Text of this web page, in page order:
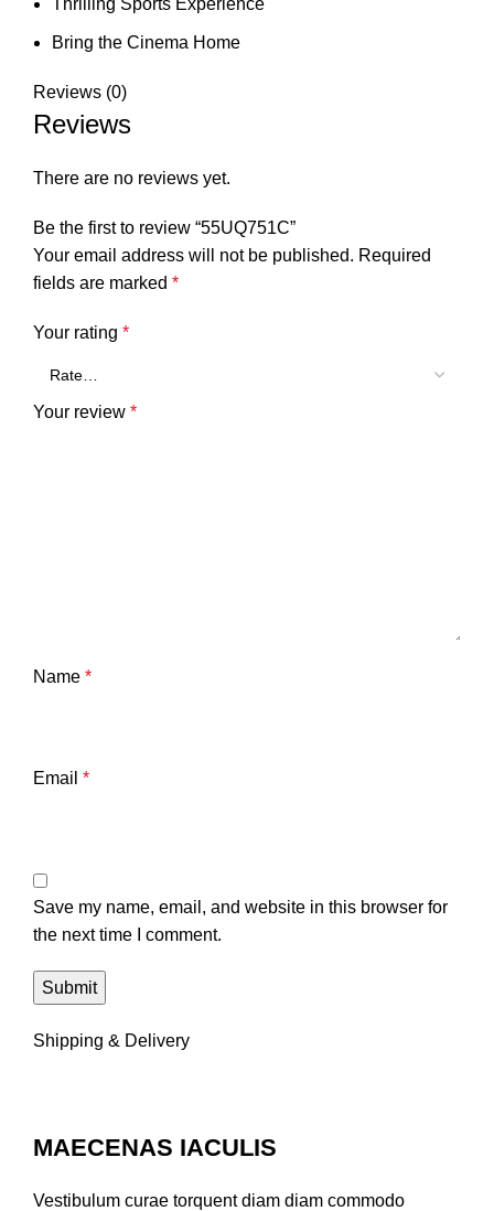
Bring the Cinema Home
Reviews (0)
Reviews
There are no reviews yet.
Be the first to review “55UQ751C”
Your email address will not be published. Required
fields are marked *
Your rating *
Your review *
Name *
Email *
Save my name, email, and website in this browser for
the next time I comment.
Shipping & Delivery
MAECENAS IACULIS
Vestibulum curae torquent diam diam commodo